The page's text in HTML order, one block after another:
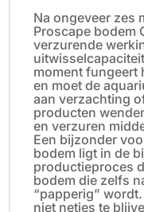
Na ongeveer zes
Proscape bodem
verzurende
moment fungeert
en moet de
aan verzachting
producten
en verzuren
Een bijzonder
bodem ligt in de
productieproces
bodem die zelfs
“papperig”
niet netjes te